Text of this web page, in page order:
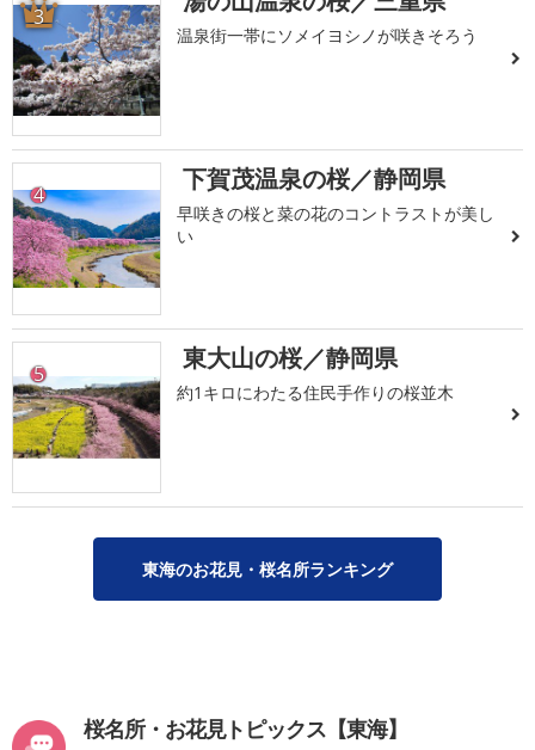
3
温泉街一帯にソメイヨシノが咲きそろう
4 下賀茂温泉の桜／静岡県
早咲きの桜と菜の花のコントラストが美し
い
5 東大山の桜／静岡県
約1キロにわたる住民手作りの桜並木
東海のお花見・桜名所ランキング
桜名所・お花見トピックス【東海】